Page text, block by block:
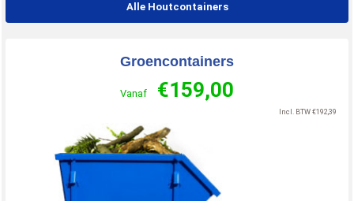
Alle Houtcontainers
Groencontainers
Vanaf €159,00
Incl. BTW €192,39